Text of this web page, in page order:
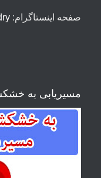
صفحه اینستاگرام:
مسیریابی به